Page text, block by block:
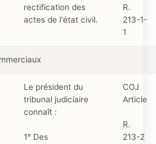
rectification des
actes de l'état civil.
R.
213-1-
1
Le président du
tribunal judiciaire
connaît :
1° Des
COJ
Article
R.
213-2